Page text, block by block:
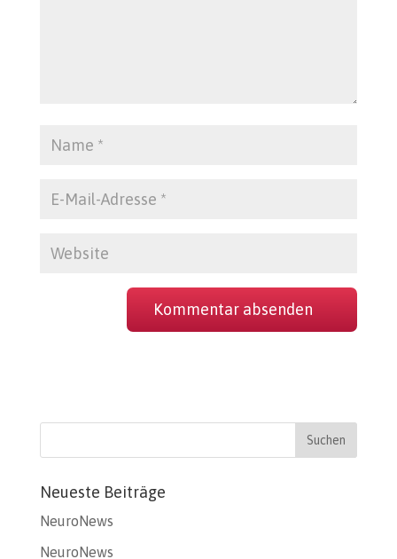
Neueste Beiträge
NeuroNews
NeuroNews